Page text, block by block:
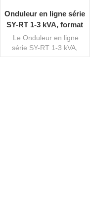
Onduleur en ligne série
SY-RT 1-3 kVA, format
rack et tour
Le Onduleur en ligne
série SY-RT 1-3 kVA,
format rack et tour est